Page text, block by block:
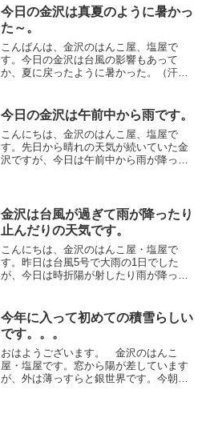
良いです～～窓をあけると風が吹き込ん
で、心地よいです。 予報で...
今日の金沢は真夏のように暑かっ
た～。
こんばんは、金沢のはんこ屋、塩屋で
す。今日の金沢は台風の影響もあって
か、夏に戻ったように暑かった。（汗）
れを書きながら、汗がジワ～と出てく
る。 9月初旬の暑さだそうだ。 ...
今日の金沢は午前中から雨です。
こんにちは、金沢のはんこ屋、塩屋で
す。先日から晴れの天気が続いていた金
沢ですが、今日は午前中から雨が降って
況となっています。ただ、...
金沢は台風が過ぎて雨が降ったり
止んだりの天気です。
こんにちは、金沢のはんこ屋・塩屋で
す。昨日は台風5号で大雨の1日でした
が、今日は時折陽が射したり雨が降った
陥没したり河川の氾濫がありました。被
害にあった方へ心からお見舞...
今年に入って初めての積雪らしい
です。。。
おはようございます。 金沢のはんこ
屋・塩屋です。窓から陽が差しています
が、外は薄っすらと銀世界です。今朝、